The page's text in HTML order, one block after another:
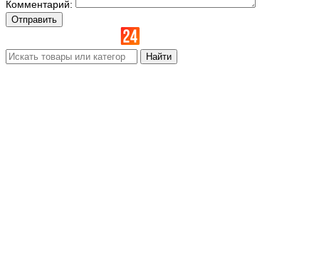
Комментарий:
Отправить
Найти